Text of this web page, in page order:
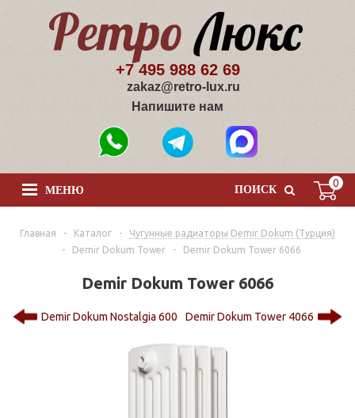
+7 495 988 62 69
zakaz@retro-lux.ru
Напишите нам
0
ПОИСК
МЕНЮ
Главная - Каталог -
Чугунные радиаторы Demir Dokum (Турция)
-
Demir Dokum Tower - Demir Dokum Tower 6066
Demir Dokum Tower 6066
Demir Dokum Nostalgia 600 Demir Dokum Tower 4066